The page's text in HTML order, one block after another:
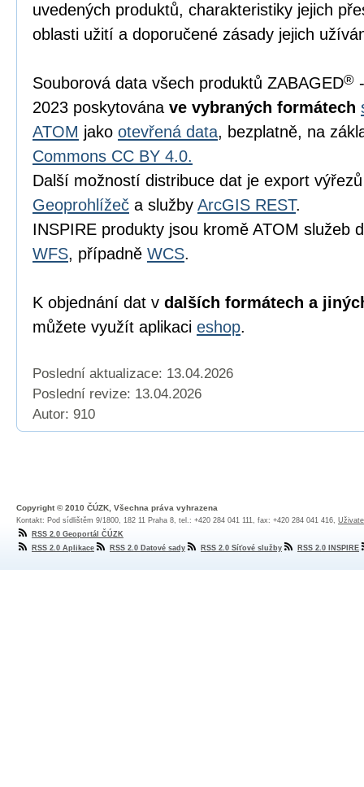
uvedených produktů, charakteristiky jejich
oblasti užití a doporučené zásady jejich
Souborová data všech produktů ZABAGED®
2023 poskytována ve vybraných formátech
ATOM jako otevřená data, bezplatně, na
Commons CC BY 4.0.
Další možností distribuce dat je export
Geoprohlížeč a služby ArcGIS REST.
INSPIRE produkty jsou kromě ATOM služeb
WFS, případně WCS.
K objednání dat v dalších formátech a
můžete využít aplikaci eshop.
Poslední aktualizace: 13.04.2026
Poslední revize: 13.04.2026
Autor: 910
Copyright © 2010 ČÚZK, Všechna práva vyhrazena
Kontakt: Pod sídlištěm 9/1800, 182 11 Praha 8, tel.: +420 284 041 111, fax: +420 284 041 416,
RSS 2.0 Geoportál ČÚZK
RSS 2.0 Aplikace
RSS 2.0 Datové sady RSS 2.0 Síťové služby RSS 2.0 INSPIRE